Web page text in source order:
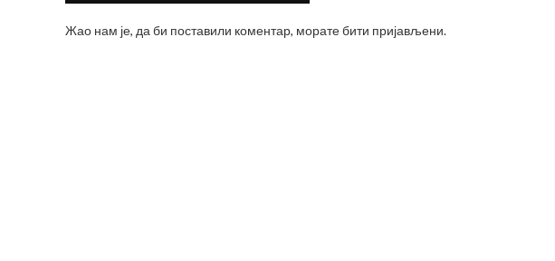
Жао нам је, да би поставили коментар, моратебити пријављени.